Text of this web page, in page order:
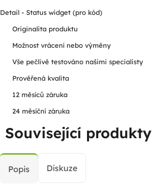
Detail - Status widget (pro kód)
Originalita produktu
Možnost vrácení nebo výměny
Vše pečlivě testováno našimi specialisty
Prověřená kvalita
12 měsíců záruka
24 měsíční záruka
Související produkty
Popis Diskuze